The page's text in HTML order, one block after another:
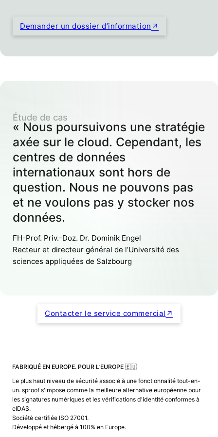
Demander un dossier d’information
« Nous poursuivons une stratégie
axée sur le cloud. Cependant, les
centres de données
internationaux sont hors de
question. Nous ne pouvons pas
et ne voulons pas y stocker nos
données.
Étude de cas
FH-Prof. Priv.-Doz. Dr. Dominik Engel
Recteur et directeur général de l’Université des
sciences appliquées de Salzbourg
Contacter le service commercial
FABRIQUÉ EN EUROPE. POUR L’EUROPE 🇪🇺
Le plus haut niveau de sécurité associé à une fonctionnalité tout-en-
un. sproof s'impose comme la meilleure alternative européenne pour
les signatures numériques et les vérifications d'identité conformes à
eIDAS.
Société certifiée ISO 27001.
Développé et hébergé à 100% en Europe.